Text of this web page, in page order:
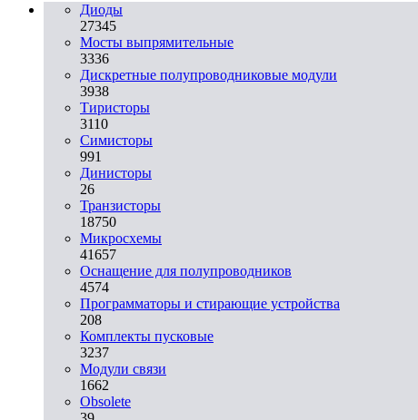
Диоды
27345
Мосты выпрямительные
3336
Дискретные полупроводниковые модули
3938
Тиристоры
3110
Симисторы
991
Динисторы
26
Транзисторы
18750
Микросхемы
41657
Оснащение для полупроводников
4574
Программаторы и стирающие устройства
208
Комплекты пусковые
3237
Модули связи
1662
Obsolete